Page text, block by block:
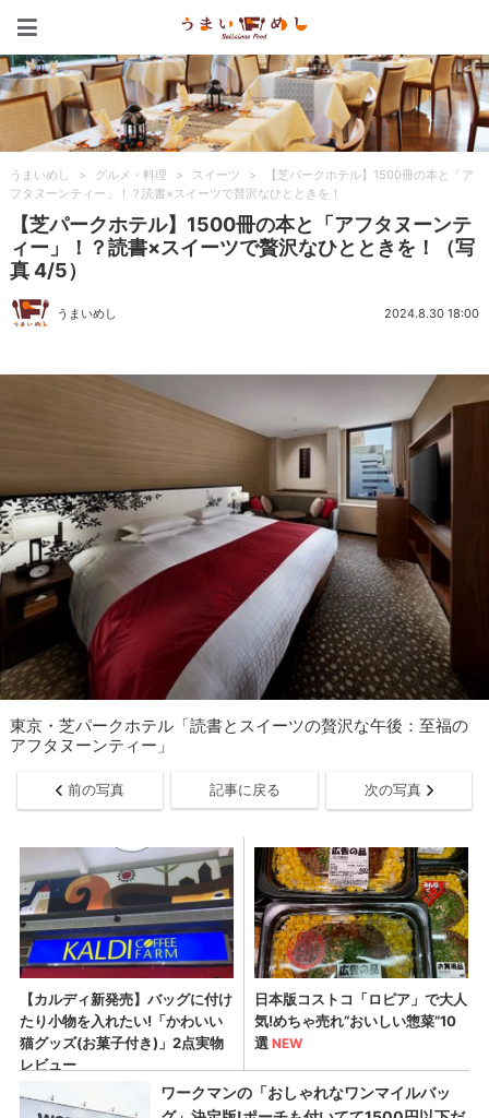
うまいめし > グルメ・料理 > スイーツ >
【芝パークホテル】1500冊の本と「ア
フタヌーンティー」！？読書×スイーツで贅沢なひとときを！
【芝パークホテル】1500冊の本と「アフタヌーンテ
ィー」！？読書×スイーツで贅沢なひとときを！（写
真 4/5）
うまいめし 2024.8.30 18:00
東京・芝パークホテル「読書とスイーツの贅沢な午後：至福の
アフタヌーンティー」
前の写真 記事に戻る 次の写真